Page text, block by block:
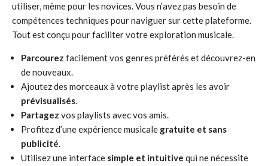
utiliser, même pour les novices. Vous n’avez pas besoin de
compétences techniques pour naviguer sur cette plateforme.
Tout est conçu pour faciliter votre exploration musicale.
Parcourez facilement vos genres préférés et découvrez-en
de nouveaux.
Ajoutez des morceaux à votre playlist après les avoir
prévisualisés.
Partagez vos playlists avec vos amis.
Profitez d’une expérience musicale gratuite et sans
publicité.
Utilisez une interface simple et intuitive qui ne nécessite